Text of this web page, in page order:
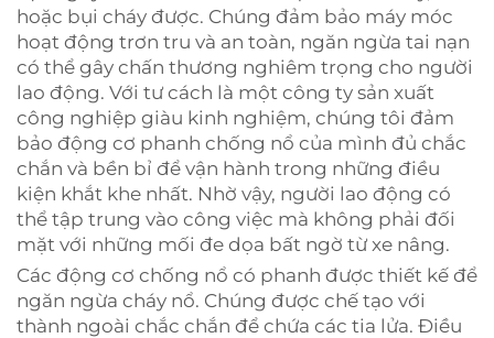
hoặc bụi cháy được. Chúng đảm bảo máy móc
hoạt động trơn tru và an toàn, ngăn ngừa tai nạn
có thể gây chấn thương nghiêm trọng cho người
lao động. Với tư cách là một công ty sản xuất
công nghiệp giàu kinh nghiệm, chúng tôi đảm
bảo động cơ phanh chống nổ của mình đủ chắc
chắn và bền bỉ để vận hành trong những điều
kiện khắt khe nhất. Nhờ vậy, người lao động có
thể tập trung vào công việc mà không phải đối
mặt với những mối đe dọa bất ngờ từ xe nâng.
Các động cơ chống nổ có phanh được thiết kế để
ngăn ngừa cháy nổ. Chúng được chế tạo với
thành ngoài chắc chắn để chứa các tia lửa. Điều